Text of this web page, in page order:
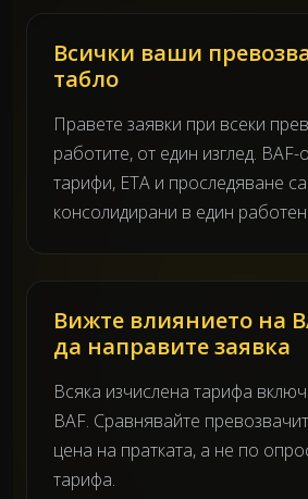
Всички ваши
табло
Правете заявки при всеки
работите, от един изглед.
тарифи, ETA и проследяване са
консолидирани в един
Вижте влиянието на
да направите заявка
Всяка изчислена тарифа
BAF. Сравнявайте
цена на пратката, а не по
тарифа.